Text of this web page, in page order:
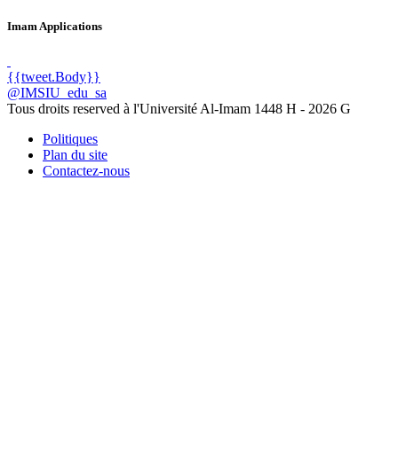
Imam Applications
{{tweet.Body}}
@IMSIU_edu_sa
Tous droits reserved à l'Université Al-Imam 1448 H - 2026 G
Politiques
Plan du site
Contactez-nous